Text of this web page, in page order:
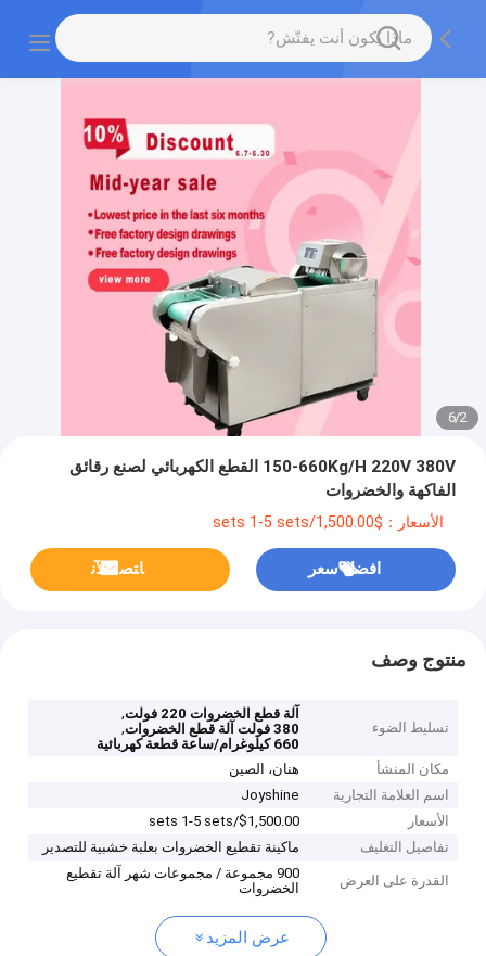
2
/
6
150-660Kg/H 220V 380V القطع الكهربائي لصنع رقائق
الفاكهة والخضروات
الأسعار：$1,500.00/sets 1-5 sets
افضل سعر ﺎﺘﺼﻟ ﺍﻶﻧ
منتوج وصف
تسليط الضوء
آلة قطع الخضروات 220 فولت
,
380 فولت آلة قطع الخضروات
,
660 كيلوغرام/ساعة قطعة كهربائية
مكان المنشأ
هنان، الصين
اسم العلامة التجارية
Joyshine
الأسعار
$1,500.00/sets 1-5 sets
تفاصيل التغليف
ماكينة تقطيع الخضروات بعلبة خشبية للتصدير
القدرة على العرض
900 مجموعة / مجموعات شهر آلة تقطيع
الخضروات
عرض المزيد